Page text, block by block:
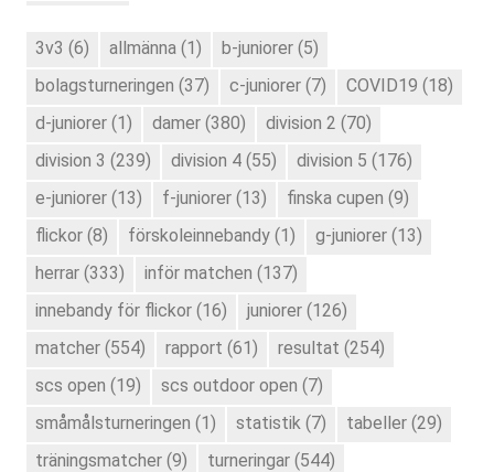
3v3 (6) allmänna (1) b-juniorer (5)
bolagsturneringen (37) c-juniorer (7) COVID19 (18)
d-juniorer (1) damer (380) division 2 (70)
division 3 (239) division 4 (55) division 5 (176)
e-juniorer (13) f-juniorer (13) finska cupen (9)
flickor (8) förskoleinnebandy (1) g-juniorer (13)
herrar (333) inför matchen (137)
innebandy för flickor (16) juniorer (126)
matcher (554) rapport (61) resultat (254)
scs open (19) scs outdoor open (7)
småmålsturneringen (1) statistik (7) tabeller (29)
träningsmatcher (9) turneringar (544)